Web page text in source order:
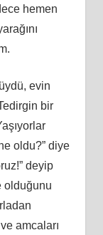
hemen
evin
bir
oldu?” diye
deyip
olduğunu
amcaları